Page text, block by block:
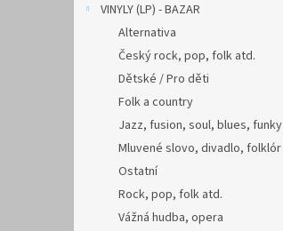
VINYLY (LP) - BAZAR
Alternativa
Český rock, pop, folk atd.
Dětské / Pro děti
Folk a country
Jazz, fusion, soul, blues, funky
Mluvené slovo, divadlo, folklór
Ostatní
Rock, pop, folk atd.
Vážná hudba, opera